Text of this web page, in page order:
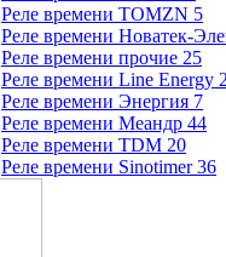
Реле времени TOMZN 5
Реле времени Новатек-
Реле времени прочие 25
Реле времени Line Energy
Реле времени Энергия 7
Реле времени Меандр 44
Реле времени TDM 20
Реле времени Sinotimer 36